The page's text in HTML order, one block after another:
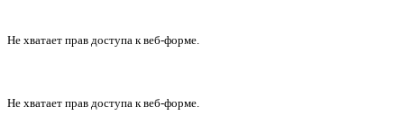
Не хватает прав доступа к веб-форме.
Не хватает прав доступа к веб-форме.